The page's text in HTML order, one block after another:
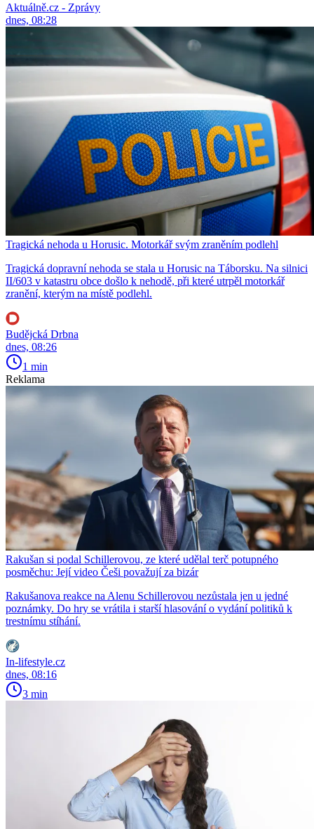
Aktuálně.cz - Zprávy
dnes, 08:28
Tragická nehoda u Horusic. Motorkář svým zraněním podlehl
Tragická dopravní nehoda se stala u Horusic na Táborsku. Na silnici
II/603 v katastru obce došlo k nehodě, při které utrpěl motorkář
zranění, kterým na místě podlehl.
Budějcká Drbna
dnes, 08:26
1 min
Reklama
Rakušan si podal Schillerovou, ze které udělal terč potupného
posměchu: Její video Češi považují za bizár
Rakušanova reakce na Alenu Schillerovou nezůstala jen u jedné
poznámky. Do hry se vrátila i starší hlasování o vydání politiků k
trestnímu stíhání.
In-lifestyle.cz
dnes, 08:16
3 min